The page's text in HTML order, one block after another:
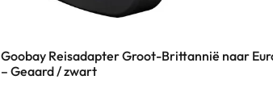
Goobay Reisadapter Groot-Brittannië naar
– Geaard / zwart